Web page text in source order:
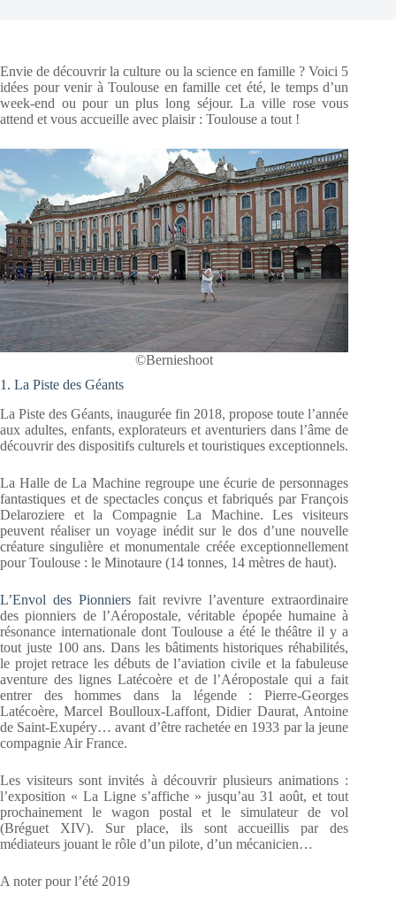
Envie de découvrir la culture ou la science en famille ? Voici 5
idées pour venir à Toulouse en famille cet été, le temps d’un
week-end ou pour un plus long séjour. La ville rose vous
attend et vous accueille avec plaisir : Toulouse a tout !
©Bernieshoot
1. La Piste des Géants
La Piste des Géants, inaugurée fin 2018, propose toute l’année
aux adultes, enfants, explorateurs et aventuriers dans l’âme de
découvrir des dispositifs culturels et touristiques exceptionnels.
La Halle de La Machine regroupe une écurie de personnages
fantastiques et de spectacles conçus et fabriqués par François
Delaroziere et la Compagnie La Machine. Les visiteurs
peuvent réaliser un voyage inédit sur le dos d’une nouvelle
créature singulière et monumentale créée exceptionnellement
pour Toulouse : le Minotaure (14 tonnes, 14 mètres de haut).
L’Envol des Pionniers fait revivre l’aventure extraordinaire
des pionniers de l’Aéropostale, véritable épopée humaine à
résonance internationale dont Toulouse a été le théâtre il y a
tout juste 100 ans. Dans les bâtiments historiques réhabilités,
le projet retrace les débuts de l’aviation civile et la fabuleuse
aventure des lignes Latécoère et de l’Aéropostale qui a fait
entrer des hommes dans la légende : Pierre-Georges
Latécoère, Marcel Boulloux-Laffont, Didier Daurat, Antoine
de Saint-Exupéry… avant d’être rachetée en 1933 par la jeune
compagnie Air France.
Les visiteurs sont invités à découvrir plusieurs animations :
l’exposition « La Ligne s’affiche » jusqu’au 31 août, et tout
prochainement le wagon postal et le simulateur de vol
(Bréguet XIV). Sur place, ils sont accueillis par des
médiateurs jouant le rôle d’un pilote, d’un mécanicien…
A noter pour l’été 2019